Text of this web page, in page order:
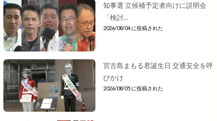
知事選 立候補予定者向けに説明会
「検討...
2026/08/04 に投稿された
宮古島まもる君誕生日 交通安全を呼
びかけ
2026/08/05 に投稿された